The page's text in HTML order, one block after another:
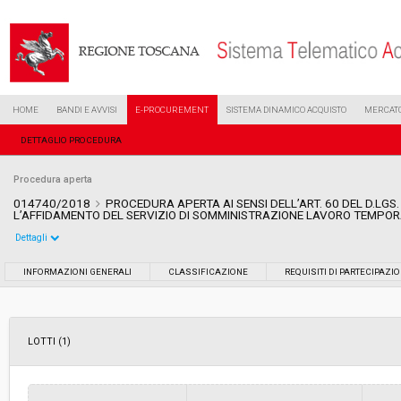
HOME BANDI E AVVISI E-PROCUREMENT SISTEMA DINAMICO ACQUISTO
DETTAGLIO PROCEDURA
Procedura aperta
014740/2018
PROCEDURA APERTA AI SENSI DELL’ART. 60 DEL
L’AFFIDAMENTO DEL SERVIZIO DI SOMMINISTRAZIONE LAVORO
Data pubblicazione:
Dettagli
INFORMAZIONI GENERALI CLASSIFICAZIONE REQUISITI DI
LOTTI (1)